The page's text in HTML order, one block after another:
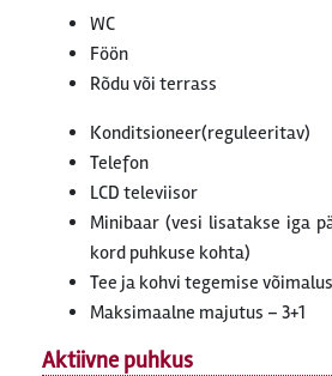
WC
Föön
Rõdu või terrass
Konditsioneer(reguleeritav)
Telefon
LCD televiisor
Minibaar (vesi lisatakse iga
kord puhkuse kohta)
Tee ja kohvi tegemise võimalus
Maksimaalne majutus – 3+1
Aktiivne puhkus